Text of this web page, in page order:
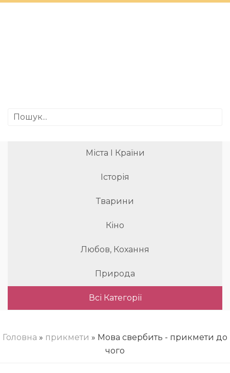
Міста І Країни
Історія
Тварини
Кіно
Любов, Кохання
Природа
Всі Категорії
Головна » прикмети » Мова свербить - прикмети до
чого